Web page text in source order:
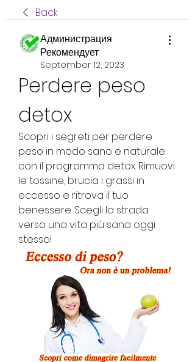
Back
Администрация
Рекомендует
September 12, 2023
Perdere peso
detox
Scopri i segreti per perdere
peso in modo sano e naturale
con il programma detox. Rimuovi
le tossine, brucia i grassi in
eccesso e ritrova il tuo
benessere. Scegli la strada
verso una vita più sana oggi
stesso!